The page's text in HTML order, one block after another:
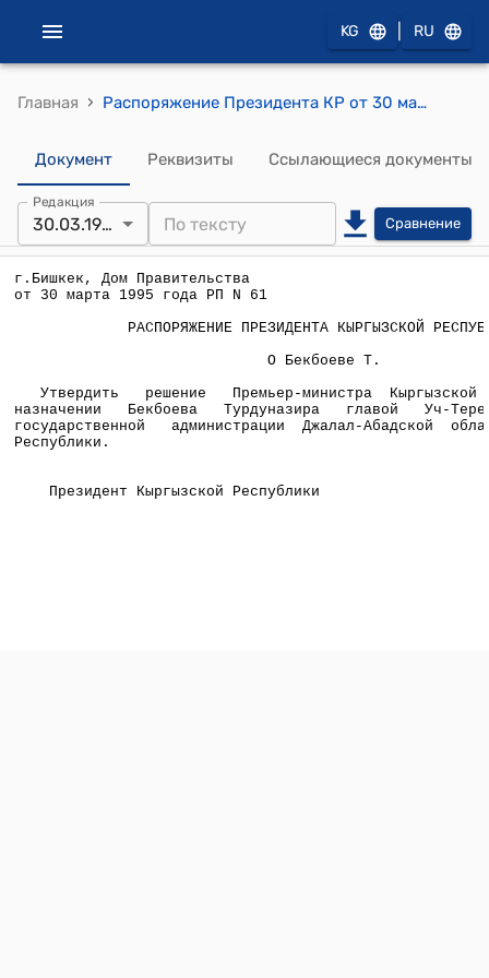
KG RU
Главная › Распоряжение Президента КР от 30 марта 1995 года РП N 61
Документ Реквизиты Ссылающиеся документы
Редакция
30.03.1995 Сравнение